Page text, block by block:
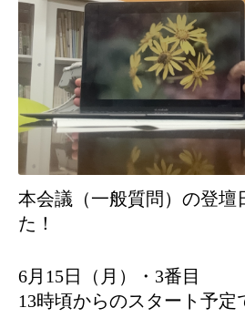
本会議（一般質問）の登壇
た！
6月15日（月）・3番目
13時頃からのスタート予定